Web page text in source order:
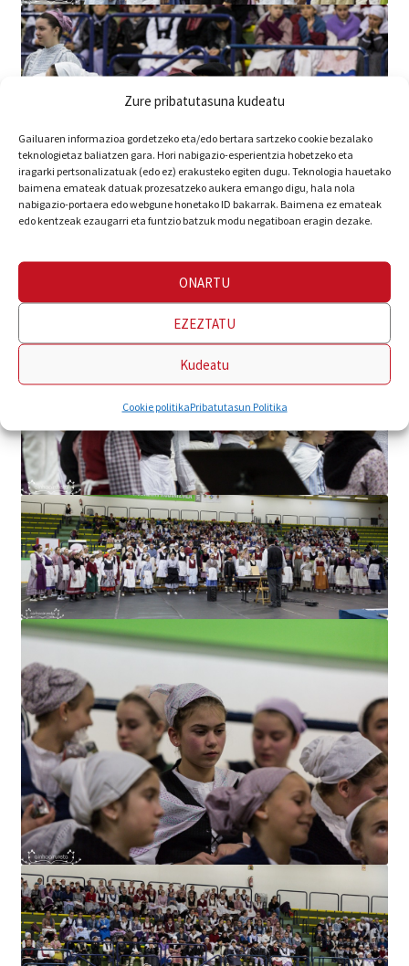
Zure pribatutasuna kudeatu
Gailuaren informazioa gordetzeko eta/edo bertara sartzeko cookie bezalako
teknologietaz baliatzen gara. Hori nabigazio-esperientzia hobetzeko eta
iragarki pertsonalizatuak (edo ez) erakusteko egiten dugu. Teknologia hauetako
baimena emateak datuak prozesatzeko aukera emango digu, hala nola
nabigazio-portaera edo webgune honetako ID bakarrak. Baimena ez emateak
edo kentzeak ezaugarri eta funtzio batzuk modu negatiboan eragin dezake.
ONARTU
EZEZTATU
Kudeatu
Cookie politikaPribatutasun Politika